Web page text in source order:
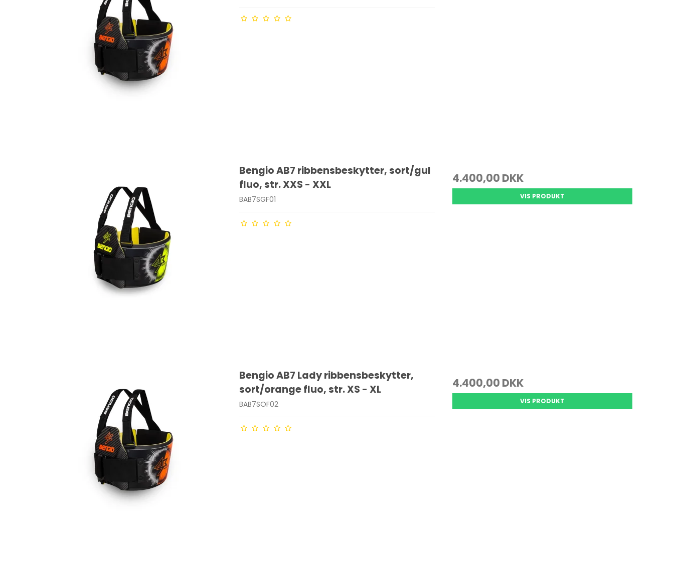
Bengio AB7 ribbensbeskytter, sort/gul
fluo, str. XXS - XXL
BAB7SGF01
4.400,00 DKK
VIS PRODUKT
Bengio AB7 Lady ribbensbeskytter,
sort/orange fluo, str. XS - XL
BAB7SOF02
4.400,00 DKK
VIS PRODUKT